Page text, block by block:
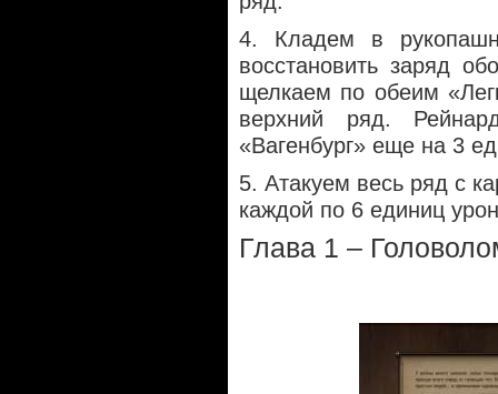
4. Кладем в
восстановить заряд
щелкаем по обеим
верхний ряд.
«Вагенбург» еще на 3
5. Атакуем весь ряд с
каждой по 6 единиц
Глава 1 –